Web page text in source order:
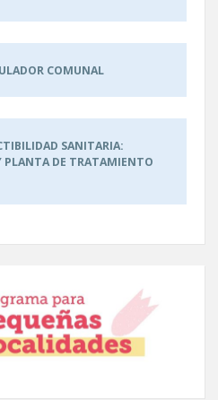
COMUNAL
SANITARIA:
PLANTA DE TRATAMIENTO